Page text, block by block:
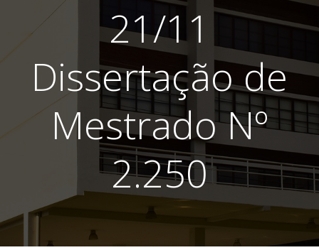
21/11
Dissertação de
Mestrado Nº
2.250